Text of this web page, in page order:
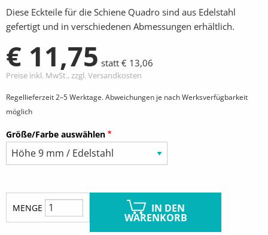
Diese Eckteile für die Schiene Quadro sind aus Edelstahl
gefertigt und in verschiedenen Abmessungen erhältlich.
€ 11,75 statt € 13,06
Preise inkl. MwSt., zzgl. Versandkosten
Regellieferzeit 2–5 Werktage. Abweichungen je nach Werksverfügbarkeit
möglich
Größe/Farbe auswählen
MENGE IN DEN
WARENKORB